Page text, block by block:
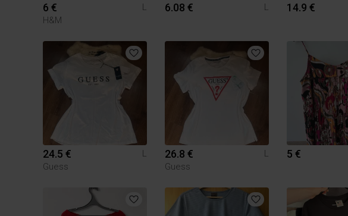
6 €
L
H&M
6.08 € L 14.9 €
24.5 €
L
Guess
26.8 €
L
Guess
5 €